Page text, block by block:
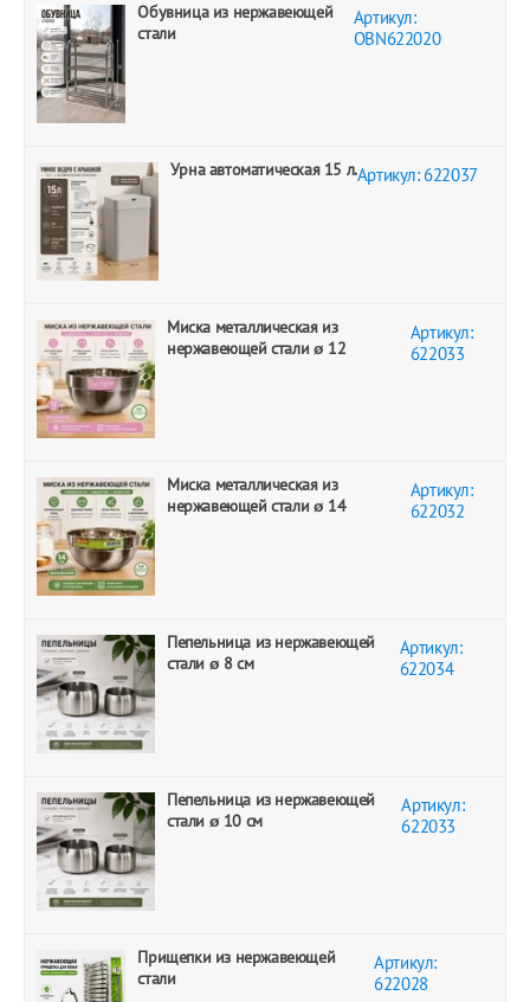
Обувница из нержавеющей
стали
Артикул:
OBN622020
Урна автоматическая 15 л.Артикул: 622037
Миска металлическая из
нержавеющей стали ø 12
Артикул:
622033
Миска металлическая из
нержавеющей стали ø 14
Артикул:
622032
Пепельница из нержавеющей
стали ø 8 см
Артикул:
622034
Пепельница из нержавеющей
стали ø 10 см
Артикул:
622033
Прищепки из нержавеющей
стали
Артикул:
622028